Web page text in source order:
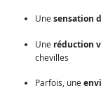
Une sensation
Une réduction
chevilles
Parfois, une